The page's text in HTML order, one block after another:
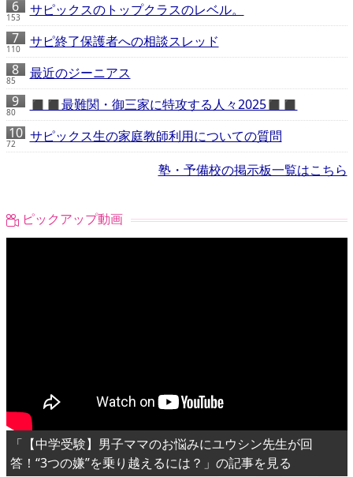
153 サピックスのトップクラスのレベル。
110 サピ終了保護者への相談スレッド
85 最近のジーニアス
80 ◼️◼️最難関・御三家に特攻する人々2025◼️◼️
72
サピックス生の家庭教師利用についての質問
塾・予備校の掲示板一覧はこちら
ピックアップ動画
「【中学受験】男子ママのお悩みにユウシン先生が回
答！“3つの嫌”を乗り越えるには？」の記事を見る